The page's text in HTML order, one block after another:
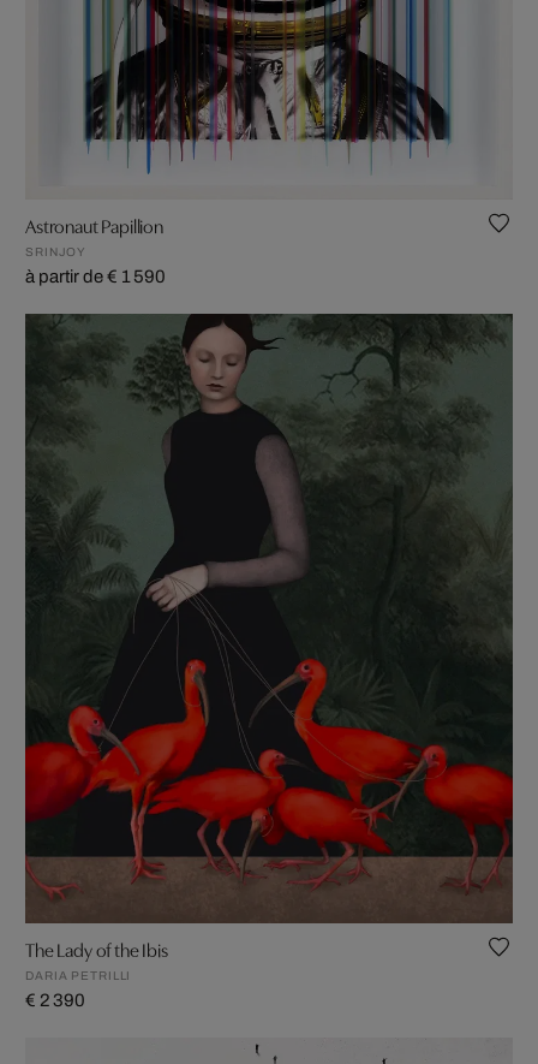
Astronaut Papillion
SRINJOY
à partir de € 1 590
The Lady of the Ibis
DARIA PETRILLI
€ 2 390